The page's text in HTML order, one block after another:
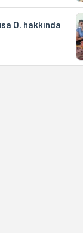
O. hakkında